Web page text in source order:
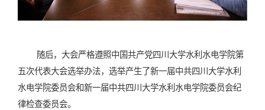
随后，大会严格遵照中国共产党四川大学水利水电学院第
五次代表大会选举办法，选举产生了新一届中共四川大学水利
水电学院委员会和新一届中共四川大学水利水电学院委员会纪
律检查委员会。